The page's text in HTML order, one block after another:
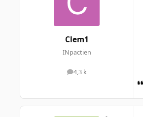
Clem1
INpactien
4,3 k
messages